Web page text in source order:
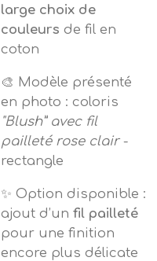
large choix de
couleurs de fil en
coton
🎨 Modèle présenté
en photo : coloris
"Blush” avec fil
pailleté rose clair -
rectangle
✨ Option disponible :
ajout d’un fil pailleté
pour une finition
encore plus délicate